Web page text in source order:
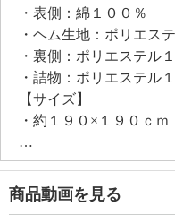
・表側：綿１００％
・ヘム生地：ポリエス
・裏側：ポリエステル
・詰物：ポリエステル
【サイズ】
・約１９０×１９０ｃｍ
【重さ】
・約１ｋｇ
【メンテナンス（絵表示
・洗濯機：可
商品動画を見る